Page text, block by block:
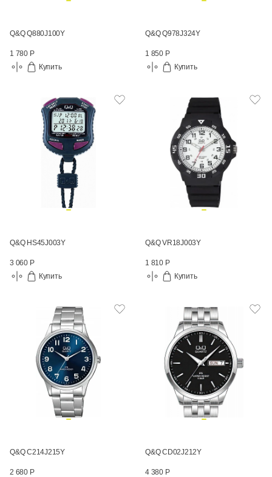
Q&Q Q880J100Y
1 780 Р
Купить
Q&Q Q978J324Y
1 850 Р
Купить
Q&Q HS45J003Y
3 060 Р
Купить
Q&Q VR18J003Y
1 810 Р
Купить
Q&Q C214J215Y
2 680 Р
Q&Q CD02J212Y
4 380 Р